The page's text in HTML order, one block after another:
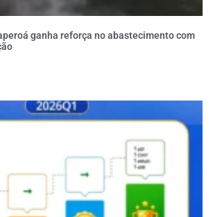
ganha reforça no abastecimento com